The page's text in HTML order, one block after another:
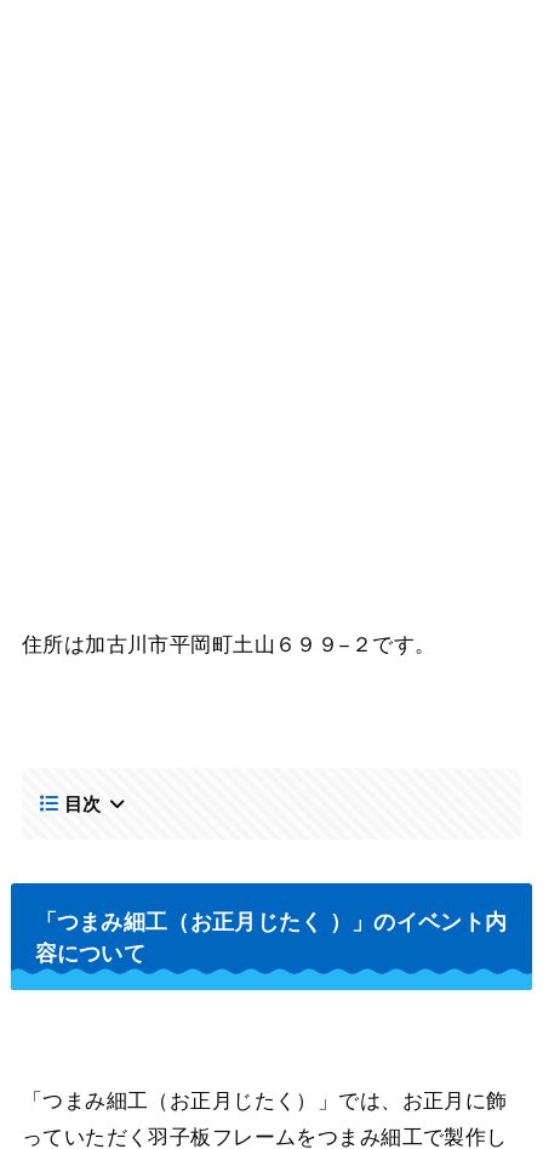
住所は加古川市平岡町土山６９９−２です。
目次
「つまみ細工（お正月じたく ）」のイベント内
容について
「つまみ細工（お正月じたく）」では、お正月に飾
っていただく羽子板フレームをつまみ細工で製作し